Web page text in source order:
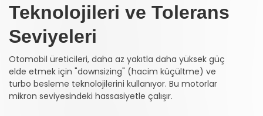
Teknolojileri ve Tolerans
Seviyeleri
Otomobil üreticileri, daha az yakıtla daha yüksek güç
elde etmek için "downsizing" (hacim küçültme) ve
turbo besleme teknolojilerini kullanıyor. Bu motorlar
mikron seviyesindeki hassasiyetle çalışır.